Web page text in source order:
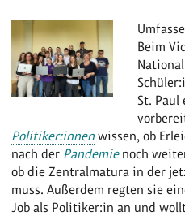
Beim
St. Paul
Politiker:innen wissen, ob
nach der Pandemienoch
ob die Zentralmatura in der
muss. Außerdem regten sie
Job als Politiker:in an und